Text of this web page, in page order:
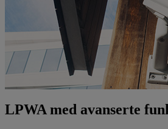
LPWA med avanserte